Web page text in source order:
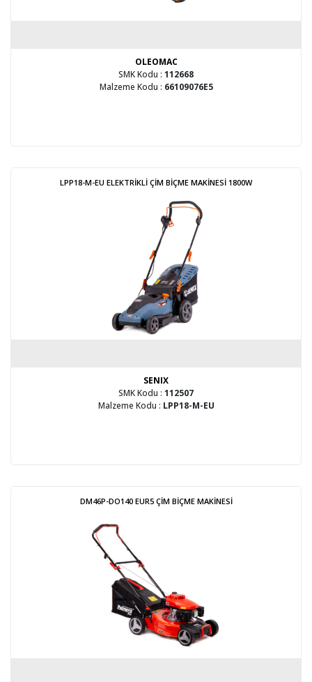
OLEOMAC
SMK Kodu : 112668
Malzeme Kodu : 66109076E5
LPP18-M-EU ELEKTRİKLİ ÇİM BİÇME MAKİNESİ 1800W
SENIX
SMK Kodu : 112507
Malzeme Kodu : LPP18-M-EU
DM46P-DO140 EUR5 ÇİM BİÇME MAKİNESİ